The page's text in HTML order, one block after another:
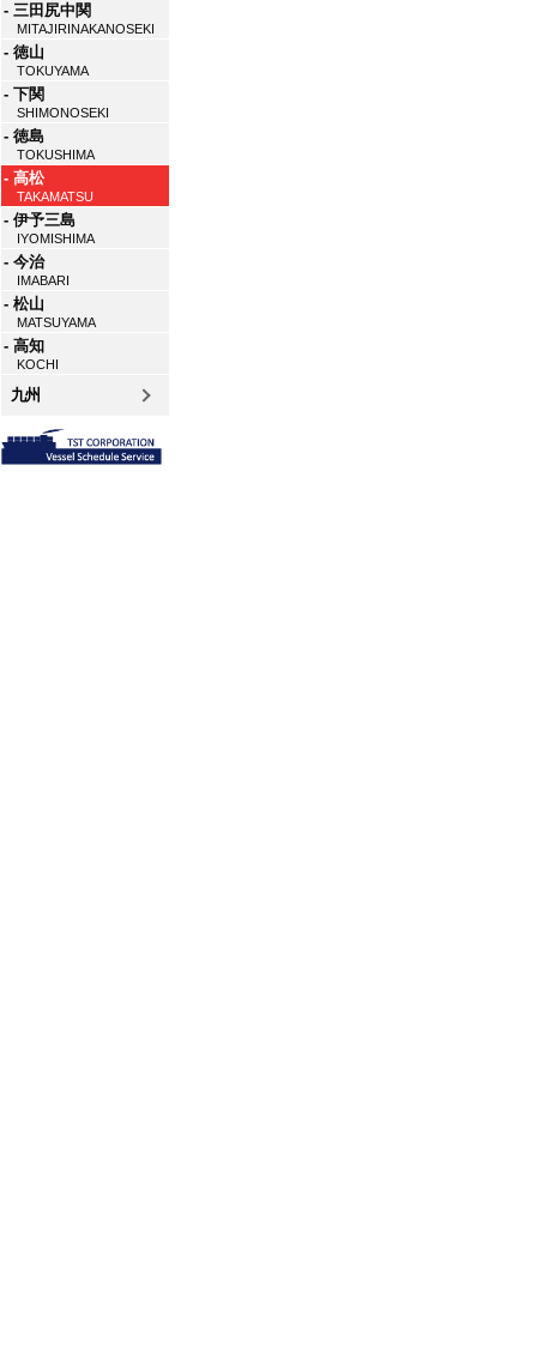
- 三田尻中関
MITAJIRINAKANOSEKI
- 徳山
TOKUYAMA
- 下関
SHIMONOSEKI
- 徳島
TOKUSHIMA
- 高松
TAKAMATSU
- 伊予三島
IYOMISHIMA
- 今治
IMABARI
- 松山
MATSUYAMA
- 高知
KOCHI
九州